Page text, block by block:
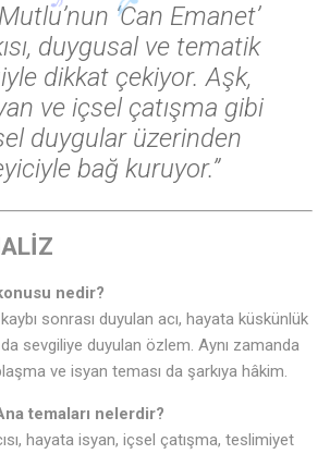
‘Can Emanet’
duygusal ve tematik
dikkat çekiyor. Aşk,
ve içsel çatışma gibi
duygular üzerinden
bağ kuruyor.”
nedir?
sonrası duyulan acı, hayata küskünlük
sevgiliye duyulan özlem. Aynı zamanda
ve isyan teması da şarkıya hâkim.
temaları nelerdir?
hayata isyan, içsel çatışma, teslimiyet